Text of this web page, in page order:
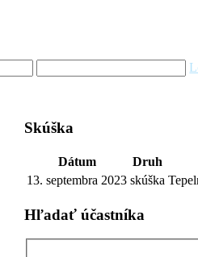
Skúška
Dátum
Druh
13. septembra 2023 skúška
Hľadať účastníka